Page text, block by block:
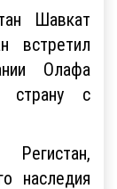
Шавкат
встретил
Олафа
страну с
наследия